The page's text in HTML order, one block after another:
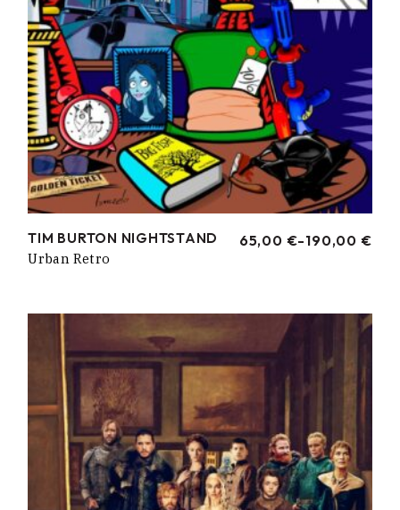
TIM BURTON NIGHTSTAND 65,00 €-190,00 €
RANGO
HASTA
190,00 €
Urban Retro